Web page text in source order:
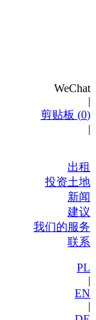
WeChat
|
剪贴板 (0)
|
出租
投资土地
新闻
建议
我们的服务
联系
PL
|
EN
|